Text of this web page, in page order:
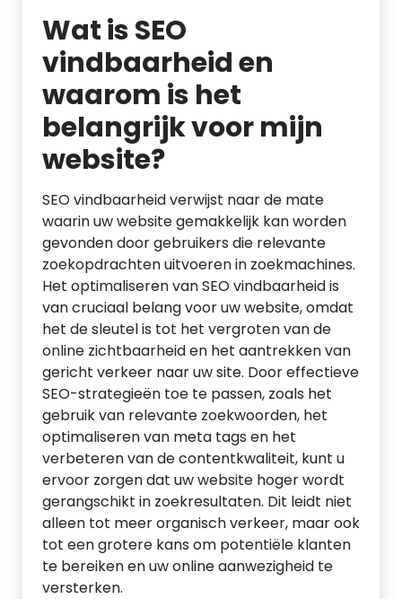
Wat is SEO
vindbaarheid en
waarom is het
belangrijk voor mijn
website?
SEO vindbaarheid verwijst naar de mate
waarin uw website gemakkelijk kan worden
gevonden door gebruikers die relevante
zoekopdrachten uitvoeren in zoekmachines.
Het optimaliseren van SEO vindbaarheid is
van cruciaal belang voor uw website, omdat
het de sleutel is tot het vergroten van de
online zichtbaarheid en het aantrekken van
gericht verkeer naar uw site. Door effectieve
SEO-strategieën toe te passen, zoals het
gebruik van relevante zoekwoorden, het
optimaliseren van meta tags en het
verbeteren van de contentkwaliteit, kunt u
ervoor zorgen dat uw website hoger wordt
gerangschikt in zoekresultaten. Dit leidt niet
alleen tot meer organisch verkeer, maar ook
tot een grotere kans om potentiële klanten
te bereiken en uw online aanwezigheid te
versterken.